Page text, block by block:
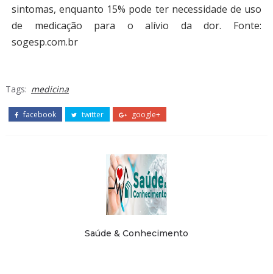
sintomas, enquanto 15% pode ter necessidade de uso
de medicação para o alívio da dor. Fonte:
sogesp.com.br
Tags: medicina
facebook twitter google+
Saúde & Conhecimento